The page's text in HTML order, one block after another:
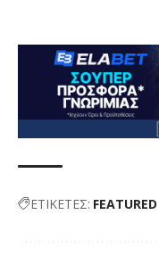
ΕΤΙΚΕΤΕΣ: FEATURED